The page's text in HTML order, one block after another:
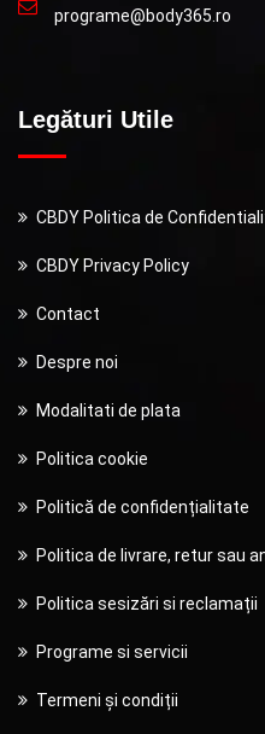
programe@body365.ro
Legături Utile
CBDY Politica de
CBDY Privacy Policy
Contact
Despre noi
Modalitati de plata
Politica cookie
Politică de confidențialitate
Politica de livrare, retur sau
Politica sesizări si reclamații
Programe si servicii
Termeni și condiții